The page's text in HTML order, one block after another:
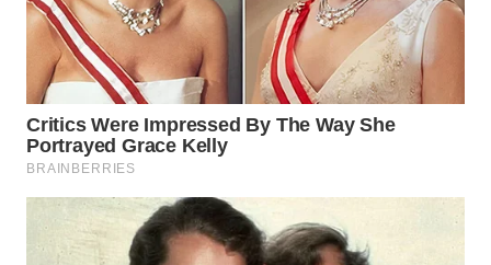
WAHANA
LISTRIK
WAHANA
TRAVEL
WAHANA
TV
WAHANANEWS